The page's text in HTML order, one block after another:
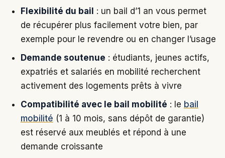
Flexibilité du bail : un bail d’1 an vous permet
de récupérer plus facilement votre bien, par
exemple pour le revendre ou en changer l’usage
Demande soutenue : étudiants, jeunes actifs,
expatriés et salariés en mobilité recherchent
activement des logements prêts à vivre
Compatibilité avec le bail mobilité : le bail
mobilité (1 à 10 mois, sans dépôt de garantie)
est réservé aux meublés et répond à une
demande croissante